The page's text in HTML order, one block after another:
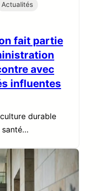
Actualités
fait partie
avec
influentes
durable
santé…